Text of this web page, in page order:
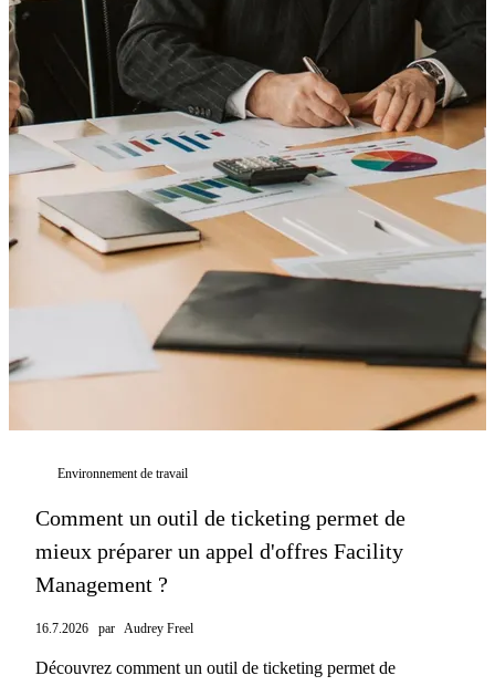
Environnement de travail
Comment un outil de ticketing permet de
mieux préparer un appel d'offres Facility
Management ?
16.7.2026 par Audrey Freel
Découvrez comment un outil de ticketing permet de